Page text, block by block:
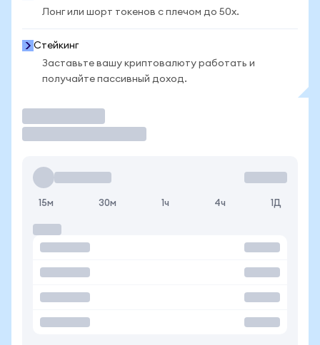
Лонг или шорт токенов с плечом до 50x.
Стейкинг
Заставьте вашу криптовалюту работать и
получайте пассивный доход.
15м 30м 1ч 4ч 1Д